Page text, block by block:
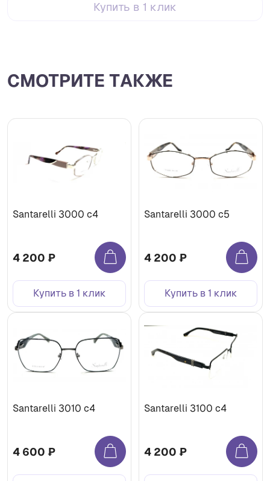
Купить в 1 клик
СМОТРИТЕ ТАКЖЕ
Santarelli 3000 c4
4 200 ₽
Купить в 1 клик
Santarelli 3000 c5
4 200 ₽
Купить в 1 клик
Santarelli 3010 c4
4 600 ₽
Santarelli 3100 c4
4 200 ₽